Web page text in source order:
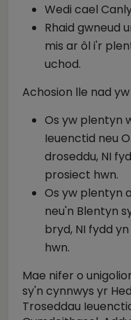
Wedi cael
Rhaid gwneud
mis ar ôl i'r
uchod.
Achosion lle nad
Os yw plentyn
Ieuenctid neu
droseddu, NI
prosiect hwn.
Os yw plentyn
neu'n Blentyn
bryd, NI fydd
hwn.
Mae nifer o
sy'n cynnwys yr
Troseddau